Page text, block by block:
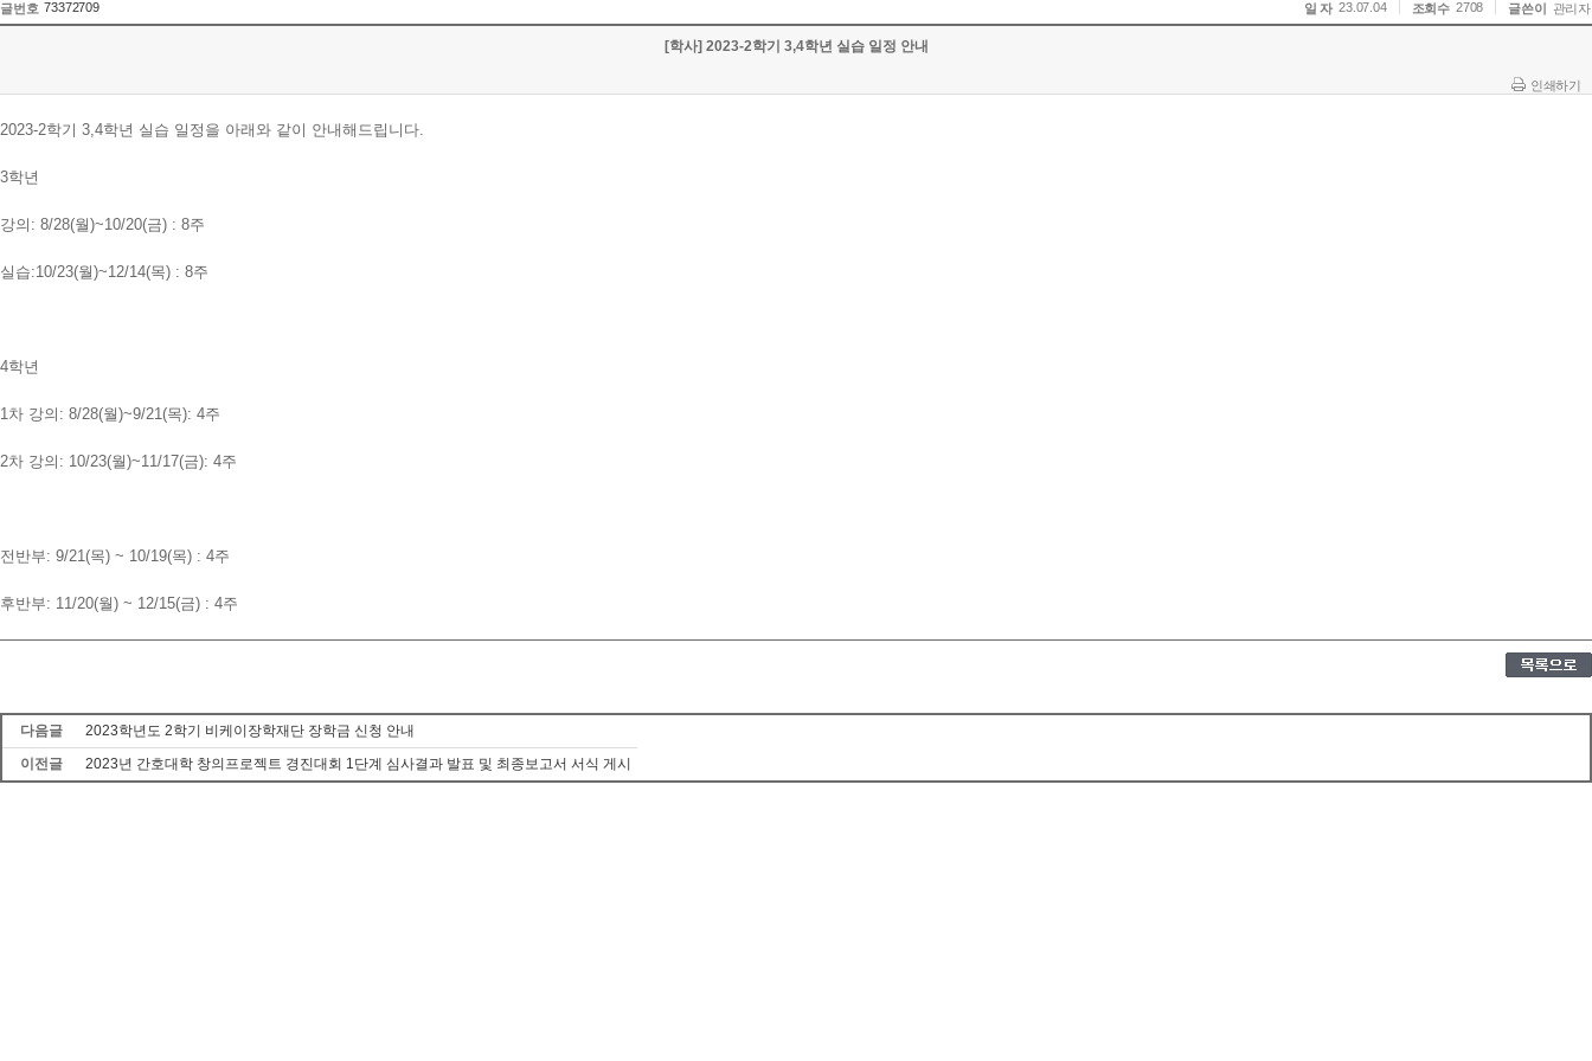
글번호 73372709 일 자 23.07.04 조회수 2708 글쓴이 관리자
[학사] 2023-2학기 3,4학년 실습 일정 안내
인쇄하기
2023-2학기 3,4학년 실습 일정을 아래와 같이 안내해드립니다.
3학년
강의: 8/28(월)~10/20(금) : 8주
실습:10/23(월)~12/14(목) : 8주
4학년
1차 강의: 8/28(월)~9/21(목): 4주
2차 강의: 10/23(월)~11/17(금): 4주
전반부: 9/21(목) ~ 10/19(목) : 4주
후반부: 11/20(월) ~ 12/15(금) : 4주
다음글
2023학년도 2학기 비케이장학재단 장학금 신청 안내
이전글
2023년 간호대학 창의프로젝트 경진대회 1단계 심사결과 발표 및 최종보고서 서식 게시